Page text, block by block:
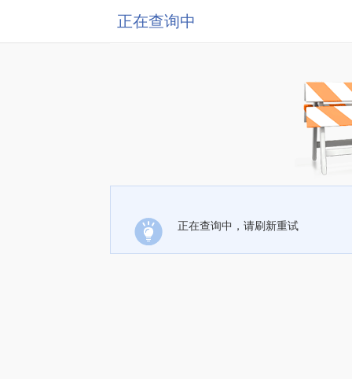
正在查询中
正在查询中，请刷新重试